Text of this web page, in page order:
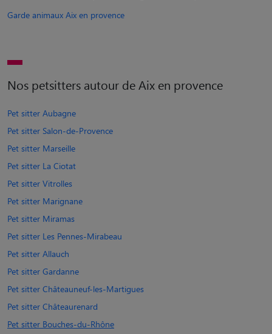
Garde animaux Aix en provence
Nos petsitters autour de Aix en provence
Pet sitter Aubagne
Pet sitter Salon-de-Provence
Pet sitter Marseille
Pet sitter La Ciotat
Pet sitter Vitrolles
Pet sitter Marignane
Pet sitter Miramas
Pet sitter Les Pennes-Mirabeau
Pet sitter Allauch
Pet sitter Gardanne
Pet sitter Châteauneuf-les-Martigues
Pet sitter Châteaurenard
Pet sitter Bouches-du-Rhône